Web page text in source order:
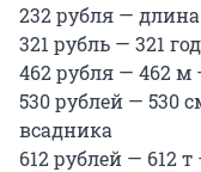
232 рубля —
321 рубль — 321
462 рубля — 462
530 рублей — 530
всадника
612 рублей — 612